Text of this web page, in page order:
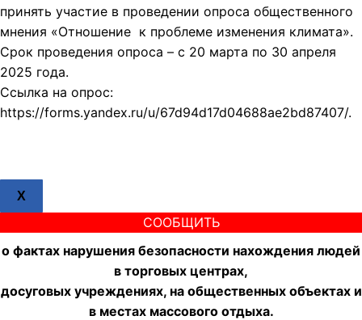
принять участие в проведении опроса общественного
мнения «Отношение к проблеме изменения климата».
Срок проведения опроса – с 20 марта по 30 апреля
2025 года.
Ссылка на опрос:
https://forms.yandex.ru/u/67d94d17d04688ae2bd87407/.
X
СООБЩИТЬ
о фактах нарушения безопасности нахождения людей
в торговых центрах,
досуговых учреждениях, на общественных объектах и
в местах массового отдыха.